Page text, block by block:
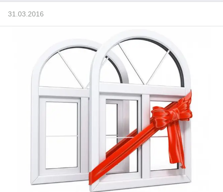
31.03.2016